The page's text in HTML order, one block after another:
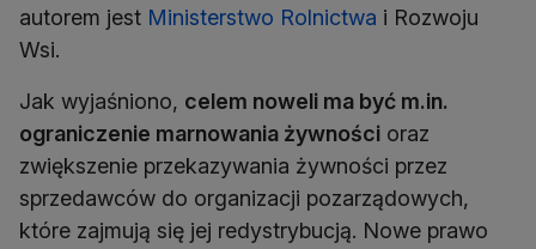
autorem jest Ministerstwo Rolnictwa i Rozwoju
Wsi.
Jak wyjaśniono, celem noweli ma być m.in.
ograniczenie marnowania żywności oraz
zwiększenie przekazywania żywności przez
sprzedawców do organizacji pozarządowych,
które zajmują się jej redystrybucją. Nowe prawo